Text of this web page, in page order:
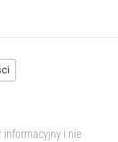
informacyjny i nie